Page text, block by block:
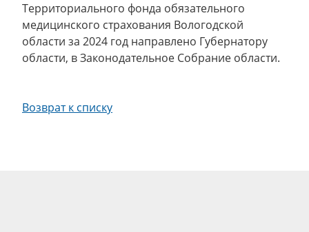
Территориального фонда обязательного
медицинского страхования Вологодской
области за 2024 год направлено Губернатору
области, в Законодательное Собрание области.
Возврат к списку